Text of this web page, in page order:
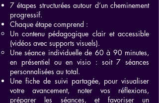
7 étapes structurées autour d’un cheminement
progressif.
Chaque étape comprend :
Un contenu pédagogique clair et accessible
(vidéos avec supports visuels).
Une séance individuelle de 60 à 90 minutes,
en présentiel ou en visio : soit 7 séances
personnalisées au total.
Une fiche de suivi partagée, pour visualiser
votre avancement, noter vos réflexions,
préparer les séances, et favoriser un